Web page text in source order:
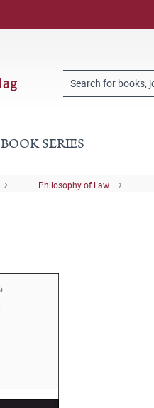
BOOK SERIES
Philosophy of Law